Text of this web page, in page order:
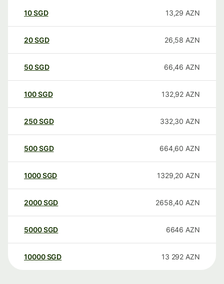
10SGD 13,29 AZN
20SGD 26,58 AZN
50SGD 66,46 AZN
100SGD 132,92 AZN
250SGD 332,30 AZN
500SGD 664,60 AZN
1000SGD 1329,20 AZN
2000SGD 2658,40 AZN
5000SGD 6646 AZN
10000 SGD 13 292 AZN